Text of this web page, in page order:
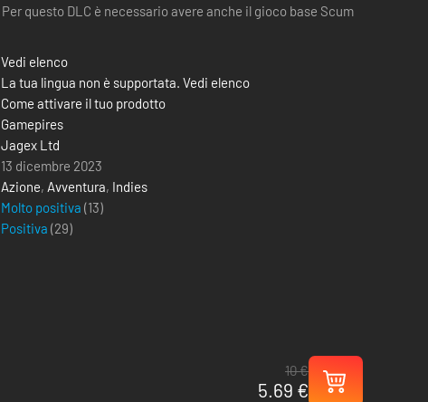
Per questo DLC è necessario avere anche il gioco base Scum
Vedi elenco
La tua lingua non è supportata. Vedi elenco
Come attivare il tuo prodotto
Gamepires
Jagex Ltd
13 dicembre 2023
Azione, Avventura, Indies
Molto positiva (13)
Positiva (29)
10 €
5.69 €